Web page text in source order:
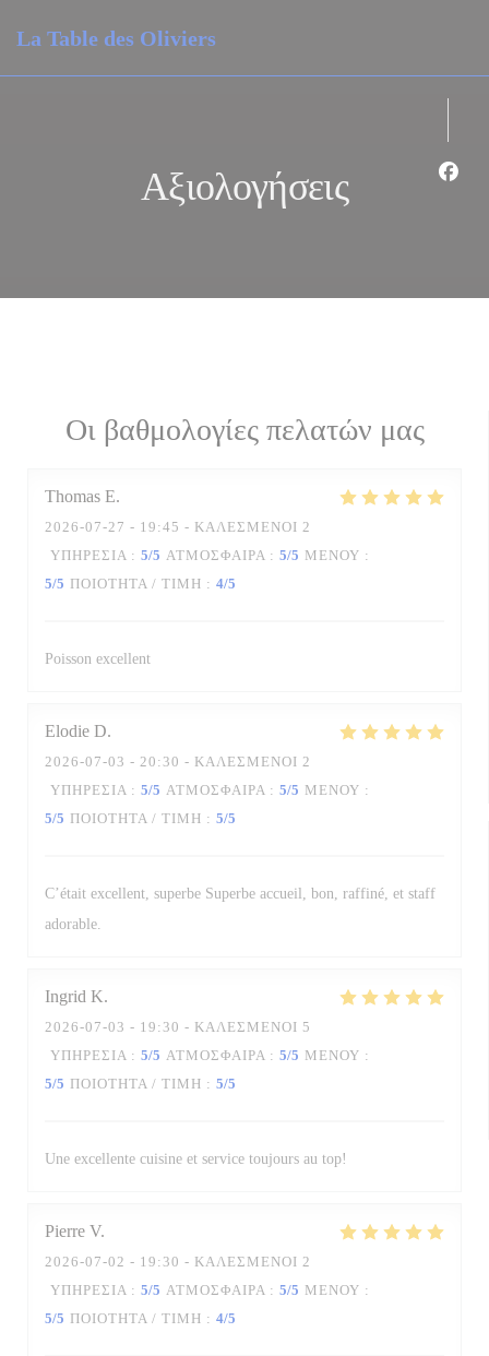
La Table des Oliviers
Αξιολογήσεις
Οι βαθμολογίες πελατών μας
Thomas E
2026-07-27 - 19:45 - ΚΑΛΕΣΜΈΝΟΙ 2
ΥΠΗΡΕΣΊΑ : 5/5 ΑΤΜΌΣΦΑΙΡΑ : 5/5 ΜΕΝΟΎ :
5/5 ΠΟΙΌΤΗΤΑ / ΤΙΜΉ : 4/5
Poisson excellent
Elodie D
2026-07-03 - 20:30 - ΚΑΛΕΣΜΈΝΟΙ 2
ΥΠΗΡΕΣΊΑ : 5/5 ΑΤΜΌΣΦΑΙΡΑ : 5/5 ΜΕΝΟΎ :
5/5 ΠΟΙΌΤΗΤΑ / ΤΙΜΉ : 5/5
C’était excellent, superbe Superbe accueil, bon, raffiné, et staff
adorable.
Ingrid K
2026-07-03 - 19:30 - ΚΑΛΕΣΜΈΝΟΙ 5
ΥΠΗΡΕΣΊΑ : 5/5 ΑΤΜΌΣΦΑΙΡΑ : 5/5 ΜΕΝΟΎ :
5/5 ΠΟΙΌΤΗΤΑ / ΤΙΜΉ : 5/5
Une excellente cuisine et service toujours au top!
Pierre V
2026-07-02 - 19:30 - ΚΑΛΕΣΜΈΝΟΙ 2
ΥΠΗΡΕΣΊΑ : 5/5 ΑΤΜΌΣΦΑΙΡΑ : 5/5 ΜΕΝΟΎ :
5/5 ΠΟΙΌΤΗΤΑ / ΤΙΜΉ : 4/5